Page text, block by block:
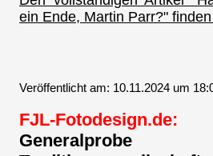
ein Ende, Martin Parr?"
Veröffentlicht am: 10.11.2024 um
FJL-